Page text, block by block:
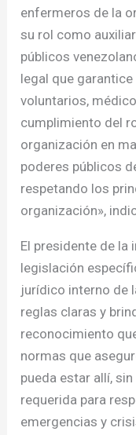
enfermeros de la
su rol como
públicos
legal que
voluntarios,
cumplimiento del
organización en
poderes públicos
respetando los
organización»,
El presidente de la
legislación
jurídico interno de
reglas claras y
reconocimiento
normas que
pueda estar allí,
requerida para
emergencias y